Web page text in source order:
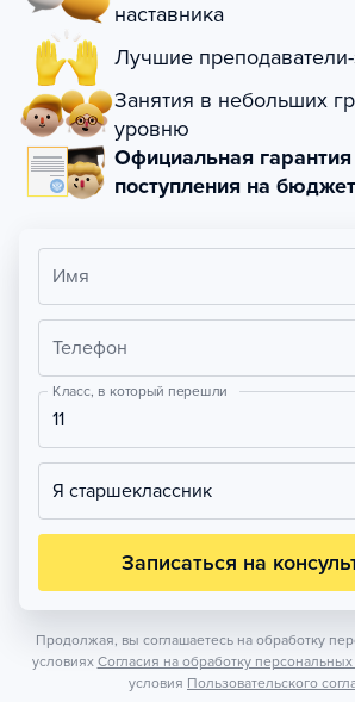
наставника
Лучшие
Занятия в небольших
уровню
Официальная гарантия
поступления на бюджет
Имя
Телефон
Класс, в который перешли
11
Я старшеклассник
Записаться на
Продолжая, вы соглашаетесь на обработку
условиях Согласия на обработку
условия Пользовательского